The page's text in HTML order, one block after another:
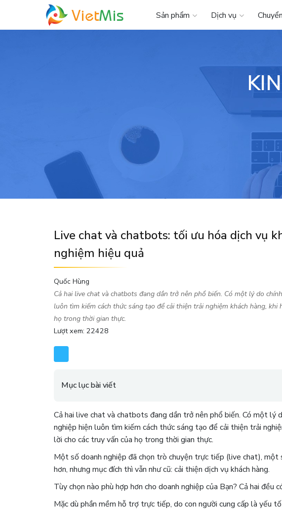
Sản phẩm Dịch vụ
Live chat và chatbots: tối ưu hóa dịch vụ
nghiệm hiệu quả
Quốc Hùng
Cả hai live chat và chatbots đang dần trở nên phổ biến. Có một lý do
luôn tìm kiếm cách thức sáng tạo để cải thiện trải nghiệm khách hàng,
họ trong thời gian thực.
Lượt xem: 22428
Mục lục bài viết
Cả hai live chat và chatbots đang dần trở nên phổ biến. Có một lý
nghiệp hiện luôn tìm kiếm cách thức sáng tạo để cải thiện trải
lời cho các truy vấn của họ trong thời gian thực.
Một số doanh nghiệp đã chọn trò chuyện trực tiếp (live chat),
hơn, nhưng mục đích thì vẫn như cũ: cải thiện dịch vụ khách hàng.
Tùy chọn nào phù hợp hơn cho doanh nghiệp của Bạn? Cả hai đều
Mặc dù phần mềm hỗ trợ trực tiếp, do con người cung cấp là yếu